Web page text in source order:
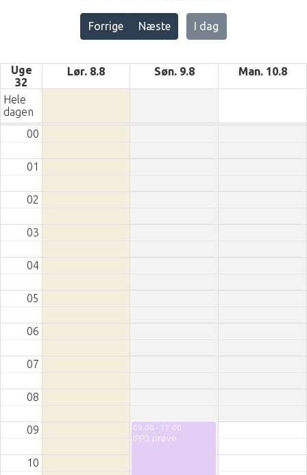
Forrige Næste I dag
Uge
32
Lør. 8.8 Søn. 9.8 Man. 10.8
Hele
dagen
00
01
02
03
04
05
06
07
08
09
10
09.00 - 17.00
IPP3 prøve